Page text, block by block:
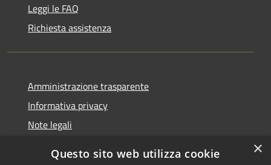
Leggi le FAQ
Richiesta assistenza
Amministrazione trasparente
Informativa privacy
Note legali
×
Questo sito web utilizza cookie